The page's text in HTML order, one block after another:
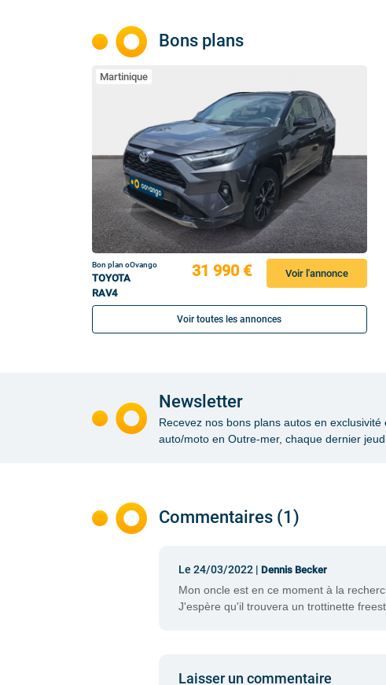
Bons plans
Martinique
Bon plan oOvango
TOYOTA
RAV4
31 990 € Voir l'annonce
Voir toutes les annonces
Newsletter
Recevez nos bons plans autos en exclusivité
auto/moto en Outre-mer, chaque dernier
Commentaires (1)
Le 24/03/2022 | Dennis Becker
Mon oncle est en ce moment à la
J'espère qu'il trouvera un trottinette
Laisser un commentaire